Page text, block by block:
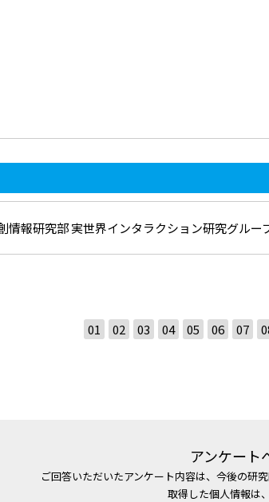
情報研究部 実世界インタラクション研究グルー
01
02 03 04 05 06 07
アンケート
ご回答いただいたアンケート内容は、今後の研
取得した個人情報は